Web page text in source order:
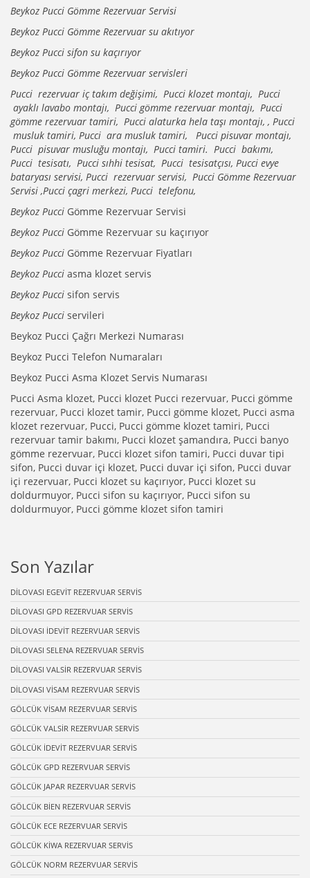
Beykoz Pucci Gömme Rezervuar Servisi
Beykoz Pucci Gömme Rezervuar su akıtıyor
Beykoz Pucci sifon su kaçırıyor
Beykoz Pucci Gömme Rezervuar servisleri
Pucci rezervuar iç takım değişimi, Pucci klozet montajı, Pucci
ayaklı lavabo montajı, Pucci gömme rezervuar montajı, Pucci
gömme rezervuar tamiri, Pucci alaturka hela taşı montajı, , Pucci
musluk tamiri, Pucci ara musluk tamiri, Pucci pisuvar montajı,
Pucci pisuvar musluğu montajı, Pucci tamiri. Pucci bakımı,
Pucci tesisatı, Pucci sıhhi tesisat, Pucci tesisatçısı, Pucci evye
bataryası servisi, Pucci rezervuar servisi, Pucci Gömme Rezervuar
Servisi ,Pucci çagri merkezi, Pucci telefonu,
Beykoz Pucci Gömme Rezervuar Servisi
Beykoz Pucci Gömme Rezervuar su kaçırıyor
Beykoz Pucci Gömme Rezervuar Fiyatları
Beykoz Pucci asma klozet servis
Beykoz Pucci sifon servis
Beykoz Pucci servileri
Beykoz Pucci Çağrı Merkezi Numarası
Beykoz Pucci Telefon Numaraları
Beykoz Pucci Asma Klozet Servis Numarası
Pucci Asma klozet, Pucci klozet Pucci rezervuar, Pucci gömme
rezervuar, Pucci klozet tamir, Pucci gömme klozet, Pucci asma
klozet rezervuar, Pucci, Pucci gömme klozet tamiri, Pucci
rezervuar tamir bakımı, Pucci klozet şamandıra, Pucci banyo
gömme rezervuar, Pucci klozet sifon tamiri, Pucci duvar tipi
sifon, Pucci duvar içi klozet, Pucci duvar içi sifon, Pucci duvar
içi rezervuar, Pucci klozet su kaçırıyor, Pucci klozet su
doldurmuyor, Pucci sifon su kaçırıyor, Pucci sifon su
doldurmuyor, Pucci gömme klozet sifon tamiri
Son Yazılar
DİLOVASI EGEVİT REZERVUAR SERVİS
DİLOVASI GPD REZERVUAR SERVİS
DİLOVASI İDEVİT REZERVUAR SERVİS
DİLOVASI SELENA REZERVUAR SERVİS
DİLOVASI VALSİR REZERVUAR SERVİS
DİLOVASI VİSAM REZERVUAR SERVİS
GÖLCÜK VİSAM REZERVUAR SERVİS
GÖLCÜK VALSİR REZERVUAR SERVİS
GÖLCÜK İDEVİT REZERVUAR SERVİS
GÖLCÜK GPD REZERVUAR SERVİS
GÖLCÜK JAPAR REZERVUAR SERVİS
GÖLCÜK BİEN REZERVUAR SERVİS
GÖLCÜK ECE REZERVUAR SERVİS
GÖLCÜK KİWA REZERVUAR SERVİS
GÖLCÜK NORM REZERVUAR SERVİS